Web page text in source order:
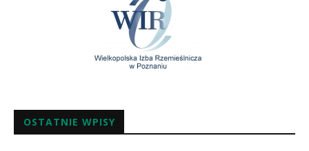
OSTATNIE WPISY